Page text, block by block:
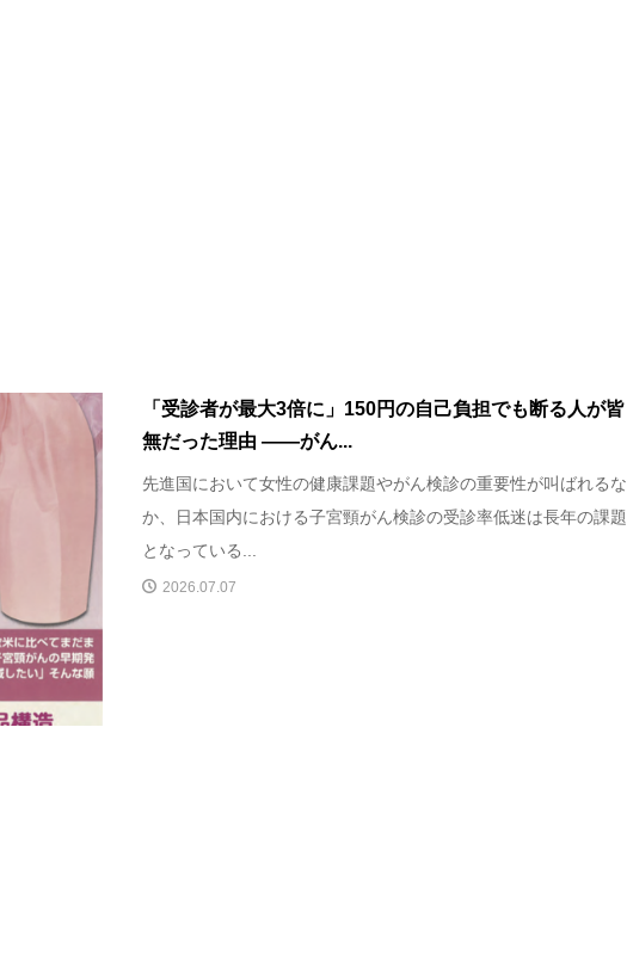
「受診者が最大3倍に」150円の自己負担でも断る人が皆
無だった理由 ――がん...
先進国において女性の健康課題やがん検診の重要性が叫ばれるな
か、日本国内における子宮頸がん検診の受診率低迷は長年の課題
となっている...
2026.07.07